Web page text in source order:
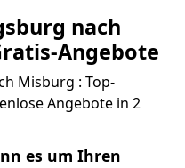
nach
Angebote
Misburg : Top-
Angebote in 2
es um Ihren